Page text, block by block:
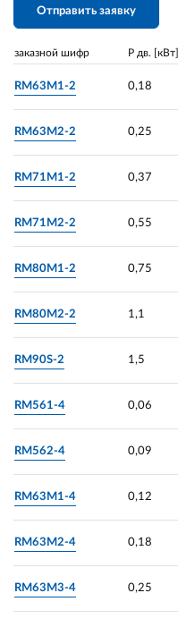
Отправить заявку
заказной шифр P дв. [кВт]
RM63M1-2 0,18
RM63M2-2 0,25
RM71M1-2 0,37
RM71M2-2 0,55
RM80M1-2 0,75
RM80M2-2 1,1
RM90S-2 1,5
RM561-4 0,06
RM562-4 0,09
RM63M1-4 0,12
RM63M2-4 0,18
RM63M3-4 0,25